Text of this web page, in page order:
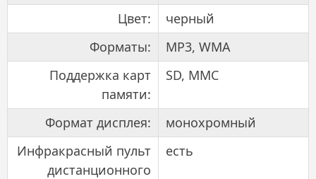
Цвет:
черный
Форматы:
MP3, WMA
Поддержка карт
памяти:
SD, MMC
Формат дисплея:
монохромный
Инфракрасный пульт
дистанционного
есть